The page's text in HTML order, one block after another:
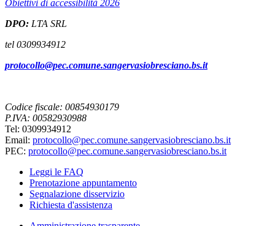
Obiettivi di accessibilità 2026
DPO: LTA SRL
tel 0309934912
protocollo@pec.comune.sangervasiobresciano.bs.it
Codice fiscale: 00854930179
P.IVA: 00582930988
Tel: 0309934912
Email: protocollo@pec.comune.sangervasiobresciano.bs.it
PEC: protocollo@pec.comune.sangervasiobresciano.bs.it
Leggi le FAQ
Prenotazione appuntamento
Segnalazione disservizio
Richiesta d'assistenza